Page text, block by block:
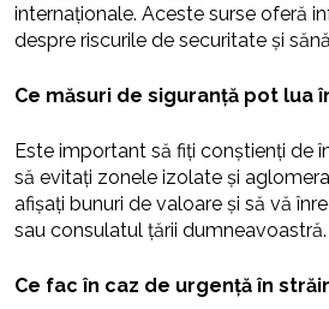
internaționale. Aceste surse oferă
despre riscurile de securitate și
Ce măsuri de siguranță pot lua
Este important să fiți conștienți de
să evitați zonele izolate și
afișați bunuri de valoare și să vă
sau consulatul țării dumneavoastră.
Ce fac în caz de urgență în